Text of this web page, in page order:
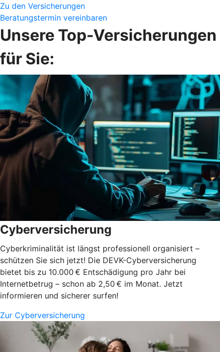
Zu den Versicherungen
Beratungstermin vereinbaren
Unsere Top-Versicherungen
für Sie:
Cyberversicherung
Cyberkriminalität ist längst professionell organisiert –
schützen Sie sich jetzt! Die DEVK-Cyberversicherung
bietet bis zu 10.000 € Entschädigung pro Jahr bei
Internetbetrug – schon ab 2,50 € im Monat. Jetzt
informieren und sicherer surfen!
Zur Cyberversicherung